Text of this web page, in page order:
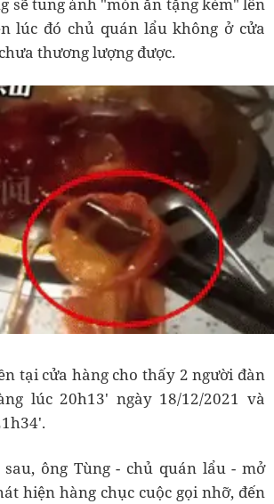
lúc đó chủ quán lẩu không ở cửa
thương lượng được.
tại cửa hàng cho thấy 2 người đàn
lúc 20h13' ngày 18/12/2021 và
sau, ông Tùng - chủ quán lẩu - mở
hiện hàng chục cuộc gọi nhỡ, đến